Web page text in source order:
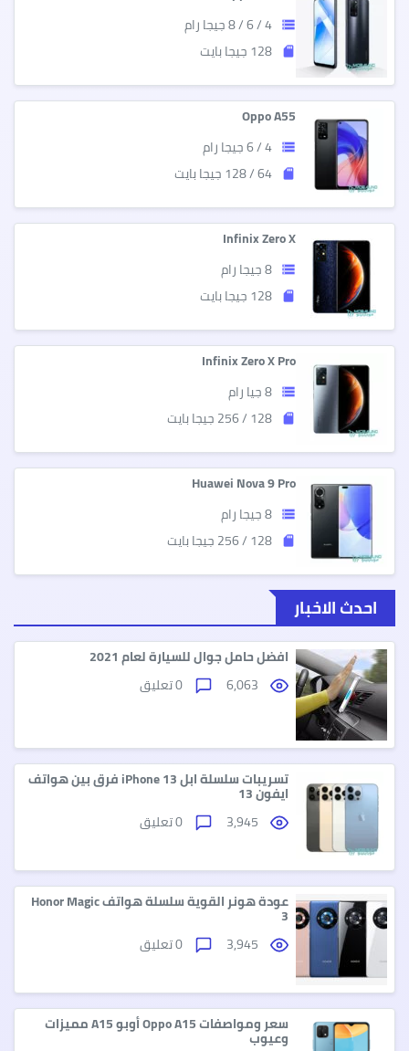
storage 4 / 6 / 8 جيجا رام
sd_storage 128 جيجا بايت
Oppo A55
storage 4 / 6 جيجا رام
sd_storage 64 / 128 جيجا بايت
Infinix Zero X
storage 8 جيجا رام
sd_storage 128 جيجا بايت
Infinix Zero X Pro
storage 8 جيا رام
sd_storage 128 / 256 جيجا بايت
Huawei Nova 9 Pro
storage 8 جيجا رام
sd_storage 128 / 256 جيجا بايت
احدث الاخبار
افضل حامل جوال للسيارة لعام 2021
تسريبات سلسلة ابل iPhone 13 فرق بين هواتف
ايفون 13
عودة هونر القوية سلسلة هواتف Honor Magic
3
سعر ومواصفات Oppo A15 أوبو A15 مميزات
وعيوب